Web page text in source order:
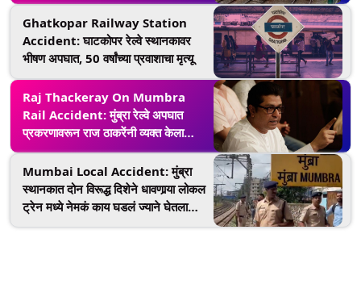
Ghatkopar Railway Station
Accident: घाटकोपर रेल्वे स्थानकावर
भीषण अपघात, 50 वर्षांच्या प्रवाशाचा मृत्यू
Raj Thackeray On Mumbra
Rail Accident: मुंब्रा रेल्वे अपघात
प्रकरणावरून राज ठाकरेंनी व्यक्त केला
संताप; मनसेचा 10 जूनला धडक मोर्चा
Mumbai Local Accident: मुंब्रा
स्थानकात दोन विरूद्ध दिशेने धावणार्‍या लोकल
ट्रेन मध्ये नेमकं काय घडलं ज्याने घेतला